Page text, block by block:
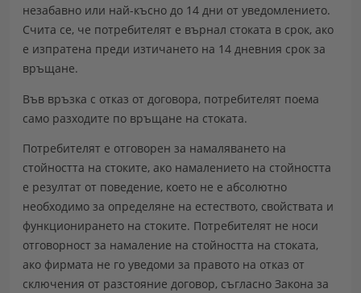
незабавно или най-късно до 14 дни от уведомлението.
Счита се, че потребителят е върнал стоката в срок, ако
е изпратена преди изтичането на 14 дневния срок за
връщане.
Във връзка с отказ от договора, потребителят поема
само разходите по връщане на стоката.
Потребителят е отговорен за намаляването на
стойността на стоките, ако намалението на стойността
е резултат от поведение, което не е абсолютно
необходимо за определяне на естеството, свойствата и
функционирането на стоките. Потребителят не носи
отговорност за намаление на стойността на стоката,
ако фирмата не го уведоми за правото на отказ от
сключения от разстояние договор, съгласно Закона за